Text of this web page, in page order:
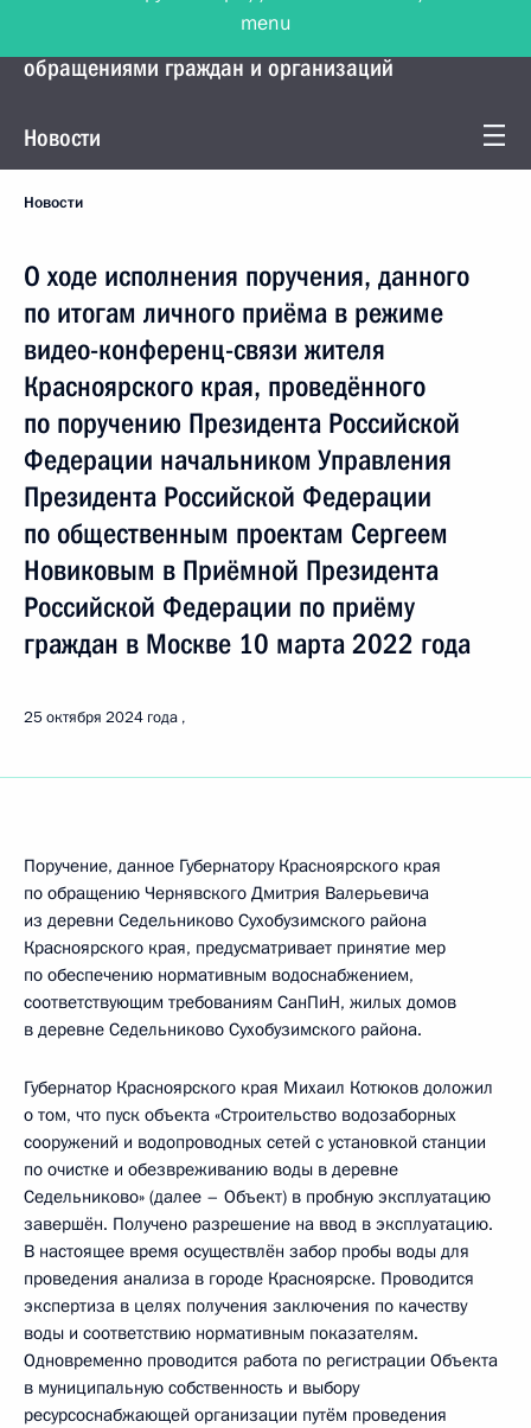
Управление Президента по работе с
обращениями граждан и организаций
Новости
Новости
О ходе исполнения поручения, данного
по итогам личного приёма в режиме
видео-конференц-связи жителя
Красноярского края, проведённого
по поручению Президента Российской
Федерации начальником Управления
Президента Российской Федерации
по общественным проектам Сергеем
Новиковым в Приёмной Президента
Российской Федерации по приёму
граждан в Москве 10 марта 2022 года
25 октября 2024 года
Поручение, данное Губернатору Красноярского края
по обращению Чернявского Дмитрия Валерьевича
из деревни Седельниково Сухобузимского района
Красноярского края, предусматривает принятие мер
по обеспечению нормативным водоснабжением,
соответствующим требованиям СанПиН, жилых домов
в деревне Седельниково Сухобузимского района.
Губернатор Красноярского края Михаил Котюков доложил
о том, что пуск объекта «Строительство водозаборных
сооружений и водопроводных сетей с установкой станции
по очистке и обезвреживанию воды в деревне
Седельниково» (далее – Объект) в пробную эксплуатацию
завершён. Получено разрешение на ввод в эксплуатацию.
В настоящее время осуществлён забор пробы воды для
проведения анализа в городе Красноярске. Проводится
экспертиза в целях получения заключения по качеству
воды и соответствию нормативным показателям.
Одновременно проводится работа по регистрации Объекта
в муниципальную собственность и выбору
ресурсоснабжающей организации путём проведения